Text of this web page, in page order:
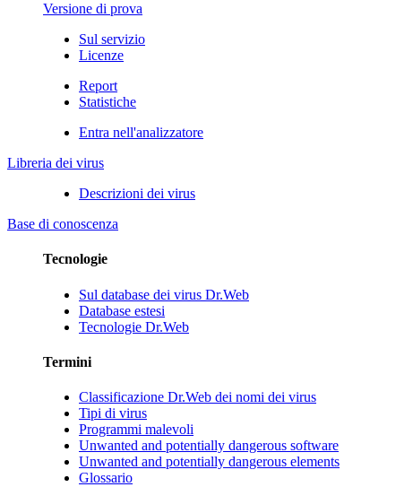
Versione di prova
Sul servizio
Licenze
Report
Statistiche
Entra nell'analizzatore
Libreria dei virus
Descrizioni dei virus
Base di conoscenza
Tecnologie
Sul database dei virus Dr.Web
Database estesi
Tecnologie Dr.Web
Termini
Classificazione Dr.Web dei nomi dei virus
Tipi di virus
Programmi malevoli
Unwanted and potentially dangerous software
Unwanted and potentially dangerous elements
Glossario